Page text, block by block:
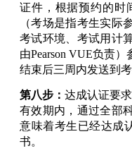
证件，根据预约的时
（考场是指考生实际
考试环境、考试用计
由Pearson VUE负责）
结束后三周内发送到考
第八步： 达成认证要
有效期内，通过全部
意味着考生已经达成
书。